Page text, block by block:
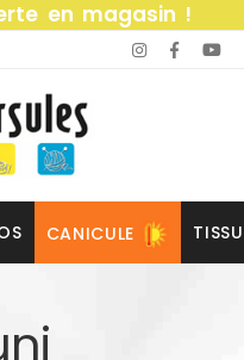
en magasin !
CANICULE